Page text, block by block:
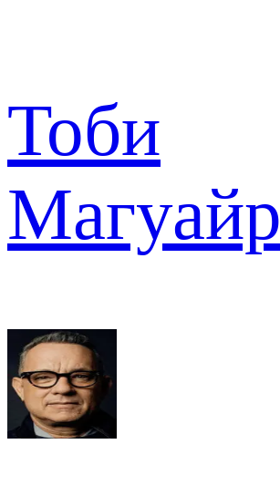
Тоби
Магуайр